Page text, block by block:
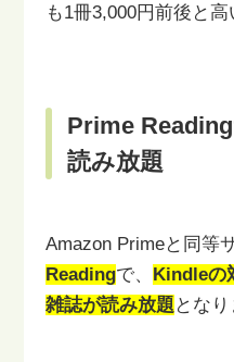
も1冊3,000円前後と高
Prime
読み放題
Amazon Primeと同等
Readingで、 Kindleの
雑誌が読み放題 となり